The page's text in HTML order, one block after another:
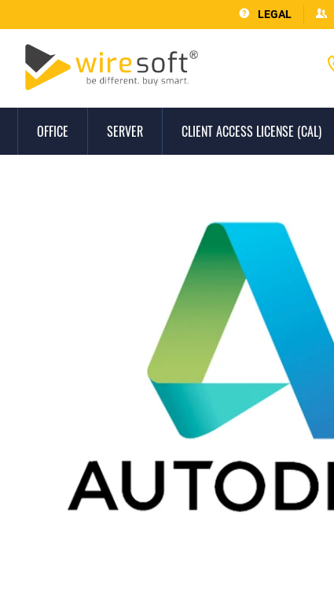
LEGAL
OFFICE SERVER CLIENT ACCESS LICENSE (CAL)